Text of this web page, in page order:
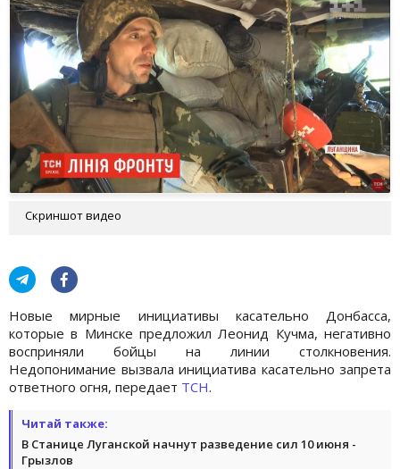
Скриншот видео
Новые мирные инициативы касательно Донбасса,
которые в Минске предложил Леонид Кучма, негативно
восприняли бойцы на линии столкновения.
Недопонимание вызвала инициатива касательно запрета
ответного огня, передает ТСН.
Читай также:
В Станице Луганской начнут разведение сил 10 июня -
Грызлов